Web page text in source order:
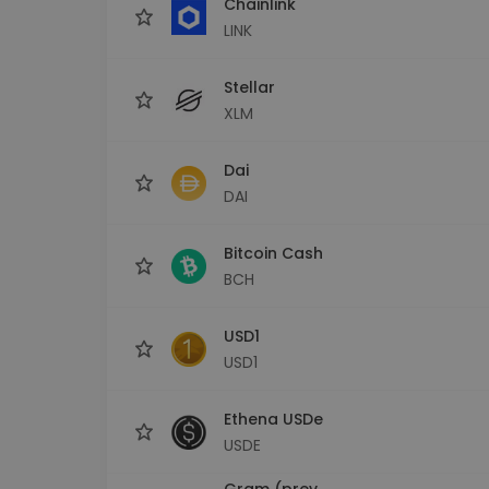
LINK
Stellar
XLM
Dai
DAI
Bitcoin Cash
BCH
USD1
USD1
Ethena USDe
USDE